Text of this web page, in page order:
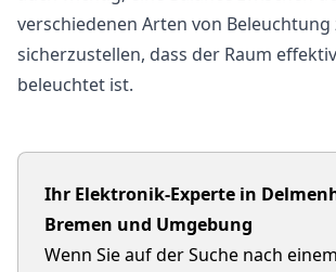
verschiedenen Arten von
sicherzustellen, dass der Raum
beleuchtet ist.
Ihr Elektronik-Experte in
Bremen und Umgebung
Wenn Sie auf der Suche nach einem